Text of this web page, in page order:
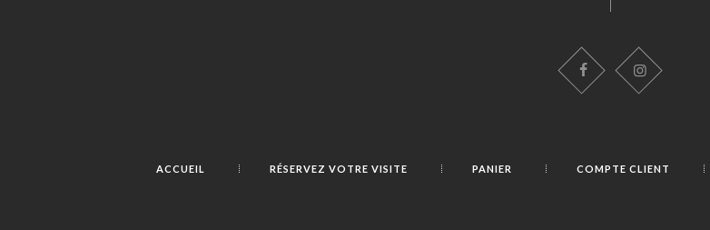
ACCUEIL RÉSERVEZ VOTRE VISITE PANIER COMPTE CLIENT